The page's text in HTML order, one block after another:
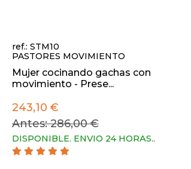
ref.: STM10
PASTORES MOVIMIENTO
Mujer cocinando gachas con
movimiento - Prese...
243,10 €
Antes: 286,00 €
DISPONIBLE. ENVIO 24 HORAS..